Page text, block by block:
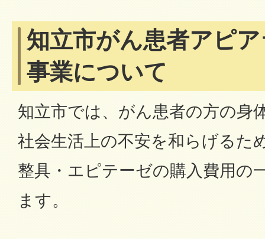
知立市がん患者アピ
事業について
知立市では、がん患者の方の身
社会生活上の不安を和らげるた
整具・エピテーゼの購入費用の
ます。